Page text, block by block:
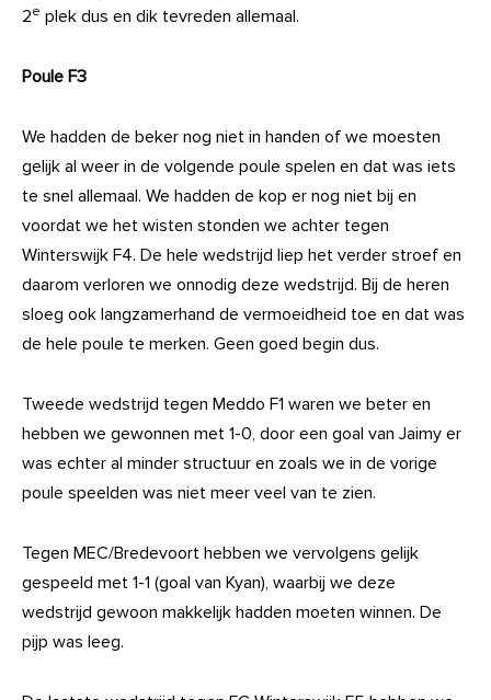
2e plek dus en dik tevreden allemaal.
Poule F3
We hadden de beker nog niet in handen of we moesten
gelijk al weer in de volgende poule spelen en dat was iets
te snel allemaal. We hadden de kop er nog niet bij en
voordat we het wisten stonden we achter tegen
Winterswijk F4. De hele wedstrijd liep het verder stroef en
daarom verloren we onnodig deze wedstrijd. Bij de heren
sloeg ook langzamerhand de vermoeidheid toe en dat was
de hele poule te merken. Geen goed begin dus.
Tweede wedstrijd tegen Meddo F1 waren we beter en
hebben we gewonnen met 1-0, door een goal van Jaimy er
was echter al minder structuur en zoals we in de vorige
poule speelden was niet meer veel van te zien.
Tegen MEC/Bredevoort hebben we vervolgens gelijk
gespeeld met 1-1 (goal van Kyan), waarbij we deze
wedstrijd gewoon makkelijk hadden moeten winnen. De
pijp was leeg.